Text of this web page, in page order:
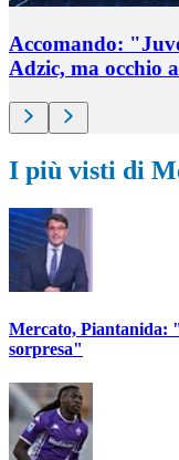
Accomando:
Adzic, ma occhio
I più visti di
Mercato, Piantanida:
sorpresa"